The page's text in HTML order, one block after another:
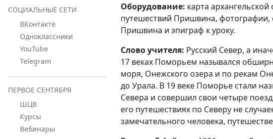
СОЦИАЛЬНЫЕ СЕТИ
ВКонтакте
Одноклассники
YouTube
Telegram
ПЕРВОЕ СЕНТЯБРЯ
ШЦВ
Курсы
Вебинары
Оборудование: карта
путешествий Пришвина,
Пришвина и эпиграф к уроку.
Слово учителя: Русский Север, а
17 веках Поморьем назывался
моря, Онежского озера и по рекам
до Урала. В 19 веке Поморье стали
Севера и совершил свои четыре
его путешествиях по Северу не
замечательного человека,